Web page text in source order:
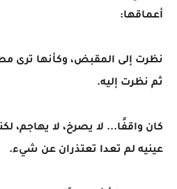
أعماقها:
نظرت إلى المقبض، وكأنها ترى
ثم نظرت إليه.
كان واقفًا... لا يصرخ، لا يهاجم،
عينيه لم تعدا تعتذران عن شيء.